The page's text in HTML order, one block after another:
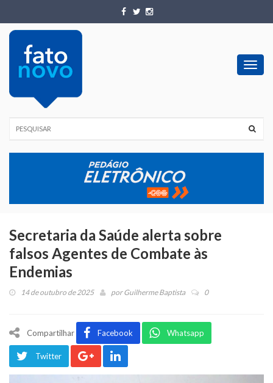
Secretaria da Saúde alerta sobre
falsos Agentes de Combate às
Endemias
14 de outubro de 2025 porGuilherme Baptista 0
Compartilhar Facebook Whatsapp
Twitter